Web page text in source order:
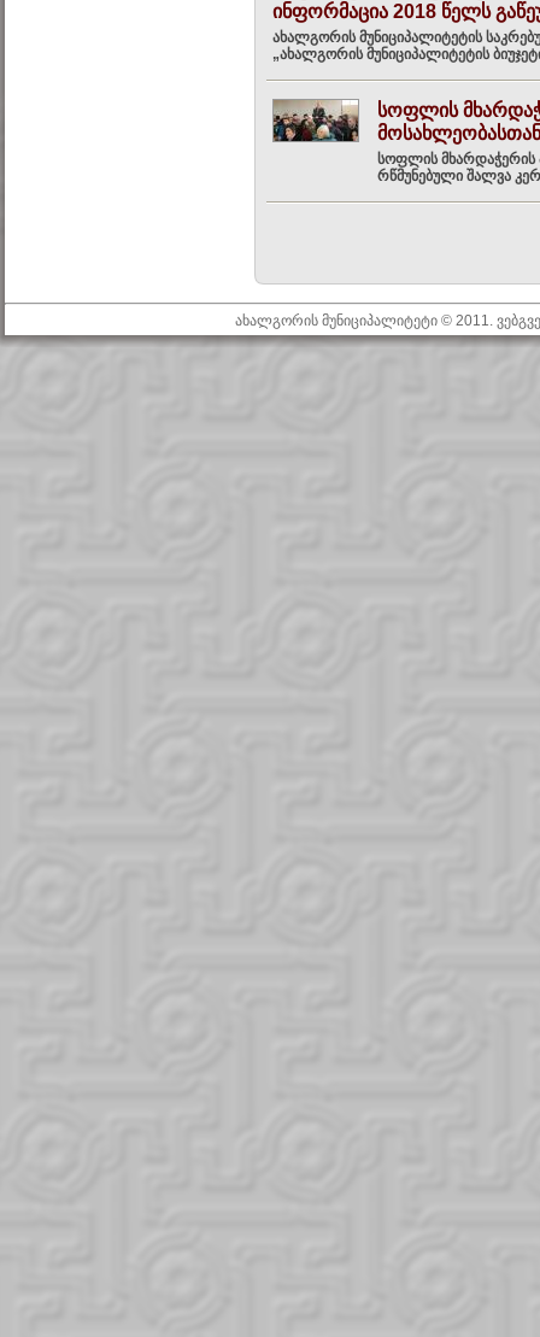
ინფორმაცია 2018 წელს
ახალგორის მუნიციპალიტეტის
„ახალგორის მუნიციპალიტეტის
სოფლის
მოსახლეობასთან
სოფლის მხარდაჭერის
რწმუნებული შალვა
ახალგორის მუნიციპალიტეტი © 2011.